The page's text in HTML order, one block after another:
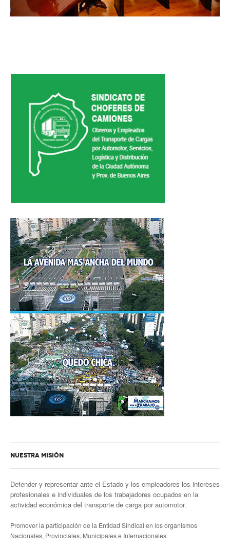
Acuerdos salariales
Contribución solidaria
Hoteles y cabañas
Camioneritos
Jubilados
Gremiales
Salarios
Escalas salariales
Escalas desde 1969
Acuerdos y homolog.
Acuerdos empresa
Planilla de km
Ultima Escala Salarial
Pago de aportes por CBU
Otros
Libre deuda y conflicto
Contacto por ramas
NUESTRA MISIÓN
Defender y representar ante el Estado y los empleadores los intereses
profesionales e individuales de los trabajadores ocupados en la
actividad económica del transporte de carga por automotor.
Promover la participación de la Entidad Sindical en los organismos
Nacionales, Provinciales, Municipales e Internacionales.